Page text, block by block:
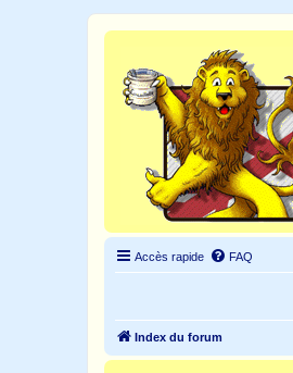
Accès rapide FAQ
Index du forum